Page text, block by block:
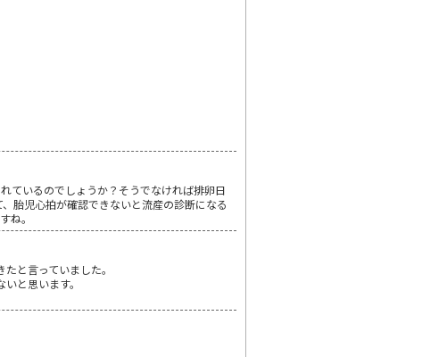
ているのでしょうか？そうでなければ排卵日
胎児心拍が確認できないと流産の診断になる
ね。
と言っていました。
と思います。